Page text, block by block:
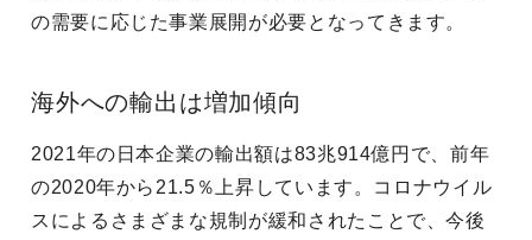
の需要に応じた事業展開が必要となってきます。
海外への輸出は増加傾向
2021年の日本企業の輸出額は83兆914億円で、前年
の2020年から21.5％上昇しています。コロナウイル
スによるさまざまな規制が緩和されたことで、今後